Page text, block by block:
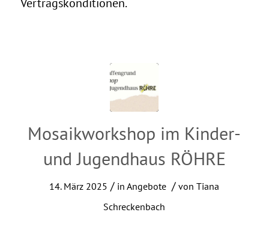
Mosaikworkshop im Kinder-
und Jugendhaus RÖHRE
14. März 2025 / inAngebote / vonTiana
Schreckenbach